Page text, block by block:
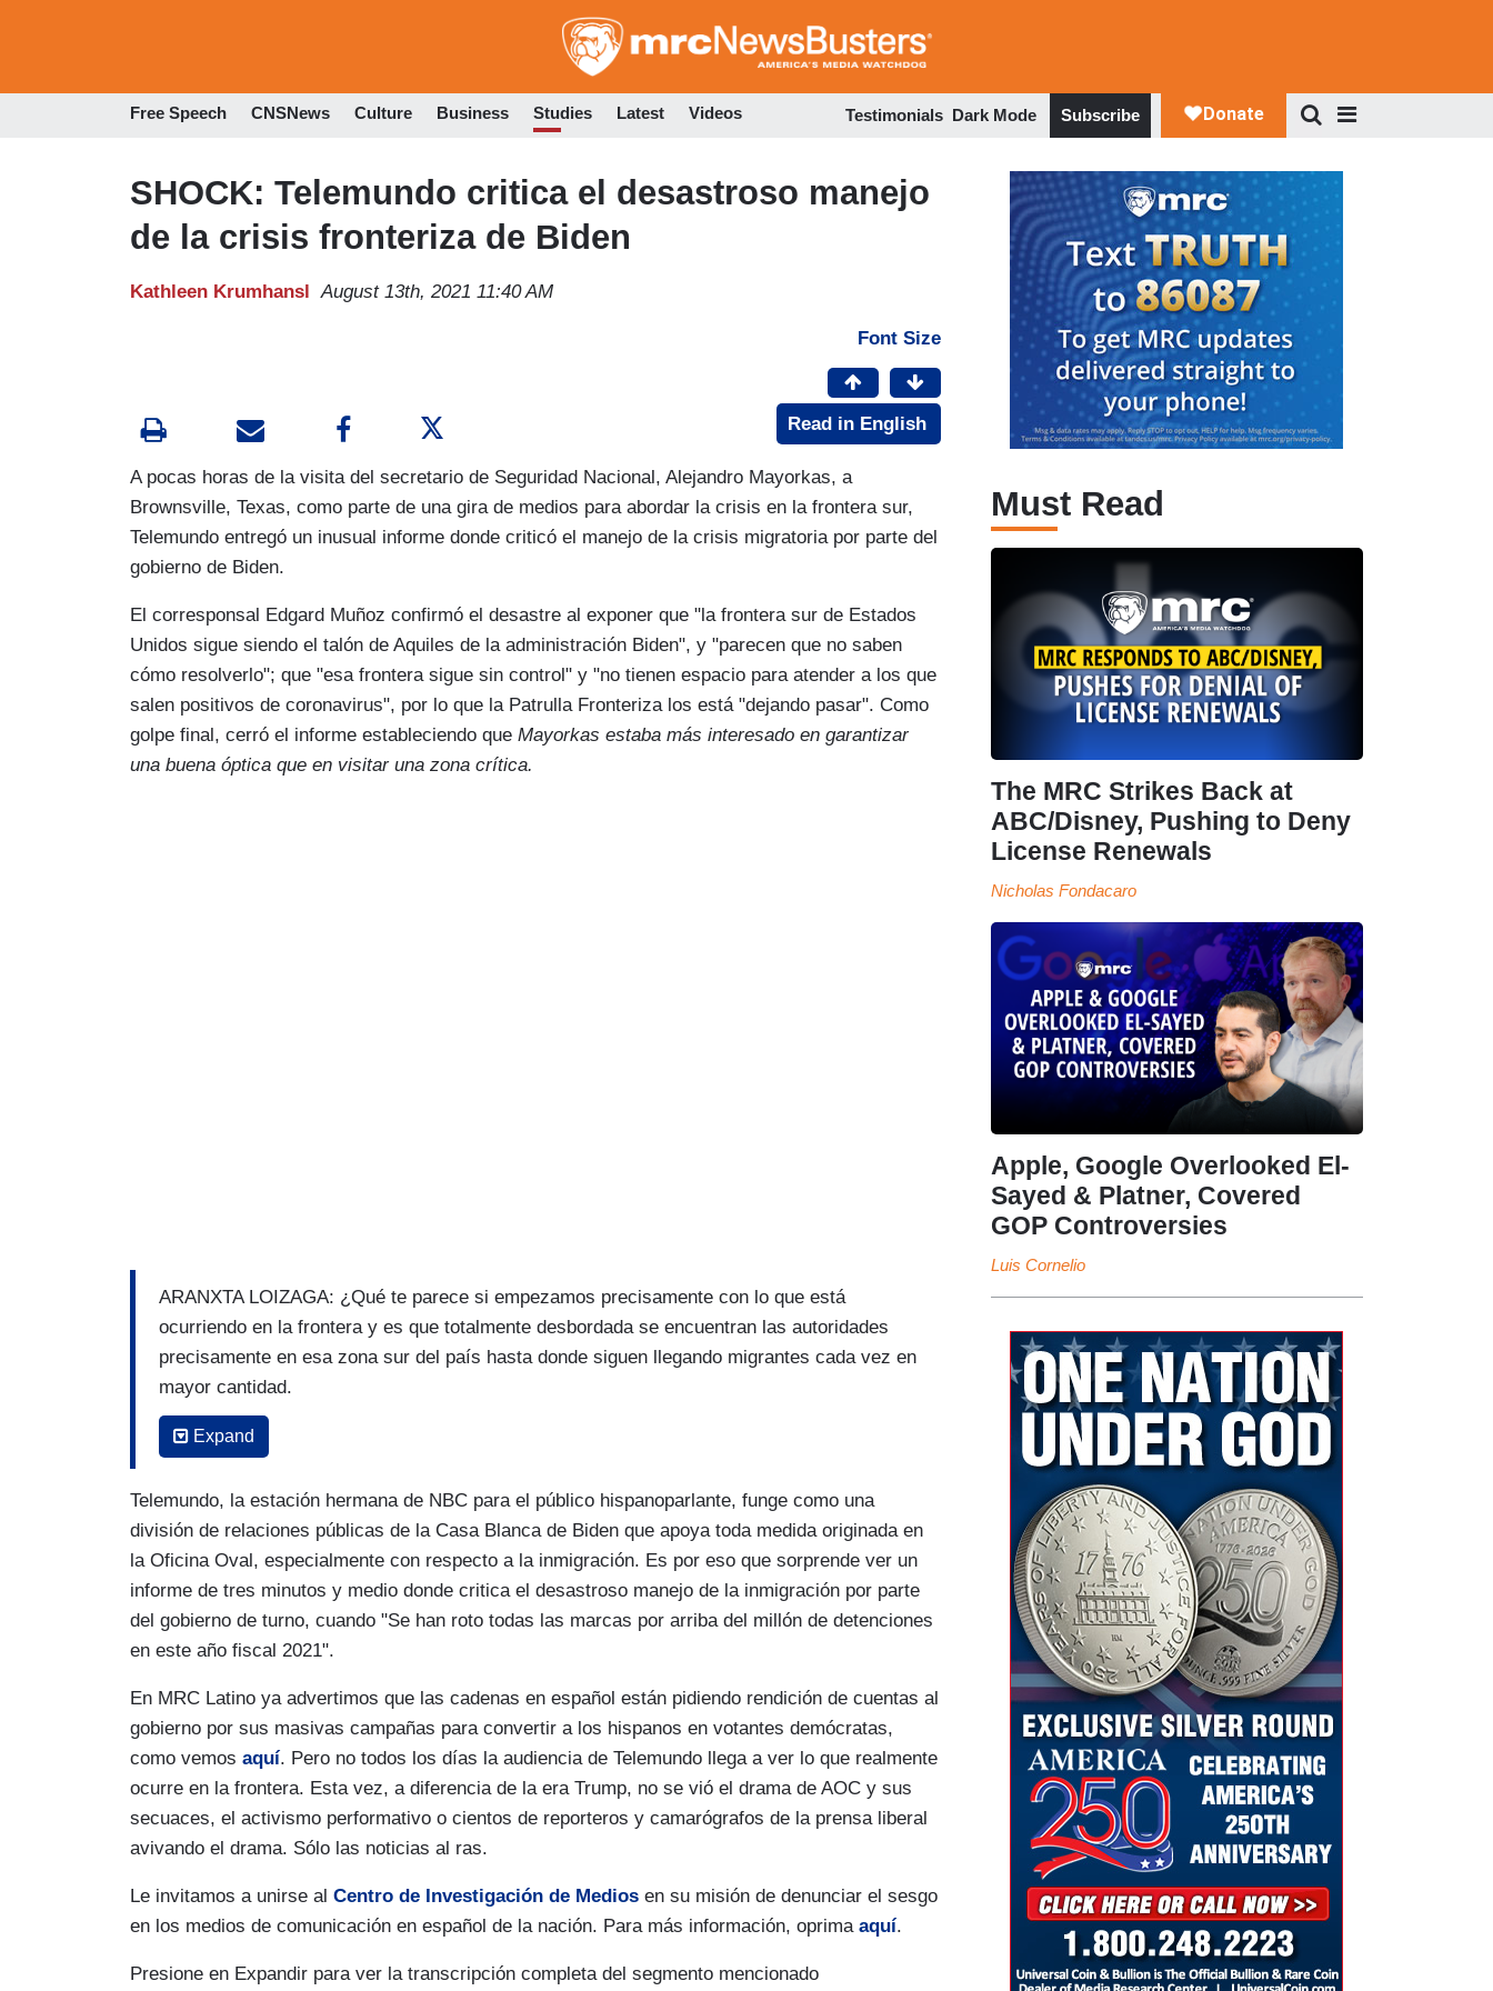
to
Free Speech CNSNews Culture Business Studies Latest Videos Testimonials Dark Mode Subscribe
SHOCK: Telemundo critica el desastroso manejo
de la crisis fronteriza de Biden
Kathleen Krumhansl August 13th, 2021 11:40 AM
Font Size
Read in English
​A pocas horas de la visita del secretario de Seguridad Nacional, Alejandro Mayorkas, a
Brownsville, Texas, como parte de una gira de medios para abordar la crisis en la frontera sur,
Telemundo entregó un inusual informe donde criticó el manejo de la crisis migratoria por parte del
gobierno de Biden.
El corresponsal Edgard Muñoz confirmó el desastre al exponer que "la frontera sur de Estados
Unidos sigue siendo el talón de Aquiles de la administración Biden", y "parecen que no saben
cómo resolverlo"; que "esa frontera sigue sin control" y "no tienen espacio para atender a los que
salen positivos de coronavirus", por lo que la Patrulla Fronteriza los está "dejando pasar". Como
golpe final, cerró el informe estableciendo que Mayorkas estaba más interesado en garantizar
una buena óptica que en visitar una zona crítica.
ARANXTA LOIZAGA: ¿Qué te parece si empezamos precisamente con lo que está
ocurriendo en la frontera y es que totalmente desbordada se encuentran las autoridades
precisamente en esa zona sur del país hasta donde siguen llegando migrantes cada vez en
mayor cantidad.
EDGARD MUÑOZ: En efecto, la crisis migratoria en la frontera sur de Estados Unidos
sigue siendo el talón de Aquiles de la administración Biden. El problema parece que no
saben cómo resolverlo y los cruces van en aumento. Justamente a unas horas de la
llegada del secretario de Seguridad Nacional, Alejandro Mayorkas, esa frontera sigue sin
control y bajo fuertes, severas críticas.
…
Por la frontera sur de Texas sigue la avalancha de inmigrantes. Padres con niños, niños
detenciones en este año fiscal 2021. El ´no vengan´ del secretario de Estado (sic),
Alejandro Mayorkas no ha funcionado. Al contrario, en agosto aumentó el cruce de
personas.
...
revela que no tienen espacio para atender a los que salen positivos de coronavirus. Y así
es como lo libera la patrulla fronteriza los están peligrosamente dejando pasar.
…
Expand
Telemundo, la estación hermana de NBC para el público hispanoparlante, funge como una
división de relaciones públicas de la Casa Blanca de Biden que apoya toda medida originada en
la Oficina Oval, especialmente con respecto a la inmigración. Es por eso que sorprende ver un
informe de tres minutos y medio donde critica el desastroso manejo de la inmigración por parte
del gobierno de turno, cuando "Se han roto todas las marcas por arriba del millón de detenciones
en este año fiscal 2021".
En MRC Latino ya advertimos que las cadenas en español están pidiendo rendición de cuentas al
gobierno por sus masivas campañas para convertir a los hispanos en votantes demócratas,
como vemos aquí. Pero no todos los días la audiencia de Telemundo llega a ver lo que realmente
ocurre en la frontera. Esta vez, a diferencia de la era Trump, no se vió el drama de AOC y sus
secuaces, el activismo performativo o cientos de reporteros y camarógrafos de la prensa liberal
avivando el drama. Sólo las noticias al ras.
Le invitamos a unirse al Centro de Investigación de Medios en su misión de denunciar el sesgo
en los medios de comunicación en español de la nación. Para más información, oprima aquí.
Presione en Expandir para ver la transcripción completa del segmento mencionado
Must Read
The MRC Strikes Back at
ABC/Disney, Pushing to Deny
License Renewals
Nicholas Fondacaro
Apple, Google Overlooked El-
Sayed & Platner, Covered
GOP Controversies
Luis Cornelio